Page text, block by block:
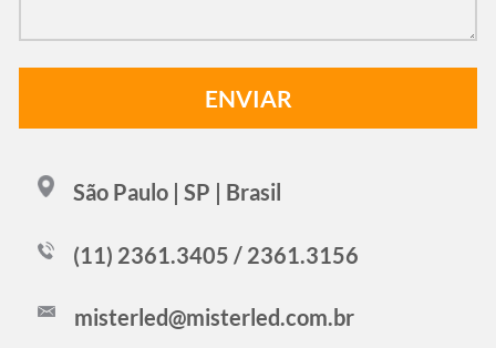
São Paulo | SP | Brasil
(11) 2361.3405 / 2361.3156
misterled@misterled.com.br